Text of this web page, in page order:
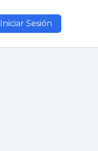
Iniciar Sesión